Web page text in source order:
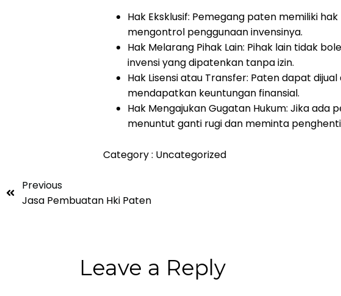
Hak Eksklusif: Pemegang paten memiliki
mengontrol penggunaan invensinya.
Hak Melarang Pihak Lain: Pihak lain tidak
invensi yang dipatenkan tanpa izin.
Hak Lisensi atau Transfer: Paten dapat
mendapatkan keuntungan finansial.
Hak Mengajukan Gugatan Hukum: Jika
menuntut ganti rugi dan meminta
Category : Uncategorized
Previous
Jasa Pembuatan Hki Paten
Leave a Reply